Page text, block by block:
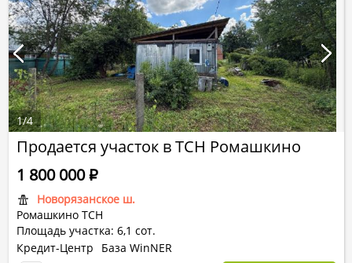
Продается участок в ТСН Ромашкино
Новорязанское ш.
Ромашкино ТСН
Площадь участка: 6,1 сот.
1 800 000Р
Кредит-Центр
База WinNER
1/4